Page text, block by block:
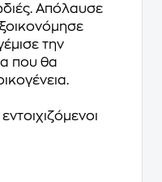
Απόλαυσε
την
που θα